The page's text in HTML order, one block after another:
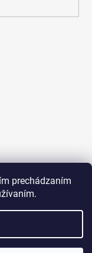
prechádzaním
nákupe nad 50€
vyhradené.